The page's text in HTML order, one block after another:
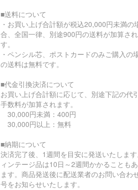
■送料について
・お買い上げ合計額が税込20,000円未満の
合、全国一律、別途900円の送料が加算さ
す。
・ペンシル芯、ポストカードのみご購入の
の送料は無料です。
■代金引換決済について
お買い上げ合計額に応じて、別途下記の代
手数料が加算されます。
30,000円未満：400円
30,000円以上：無料
■納期について
決済完了後、1週間を目安に発送いたしま
ィンテージ品は10日～2週間かかることも
ます。商品発送後に配送業者のお問い合わ
号をお知らせいたします。